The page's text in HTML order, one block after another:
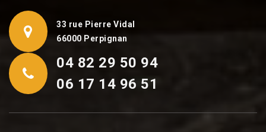
33 rue Pierre Vidal
66000 Perpignan
04 82 29 50 94
06 17 14 96 51